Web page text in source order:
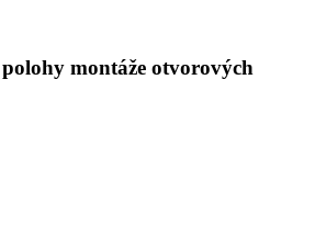
montáže otvorových